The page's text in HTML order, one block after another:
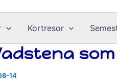
Kortresor
14